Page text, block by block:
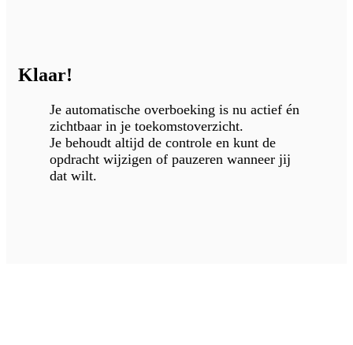
Klaar!
Je automatische overboeking is nu actief én
zichtbaar in je toekomstoverzicht.
Je behoudt altijd de controle en kunt de
opdracht wijzigen of pauzeren wanneer jij
dat wilt.